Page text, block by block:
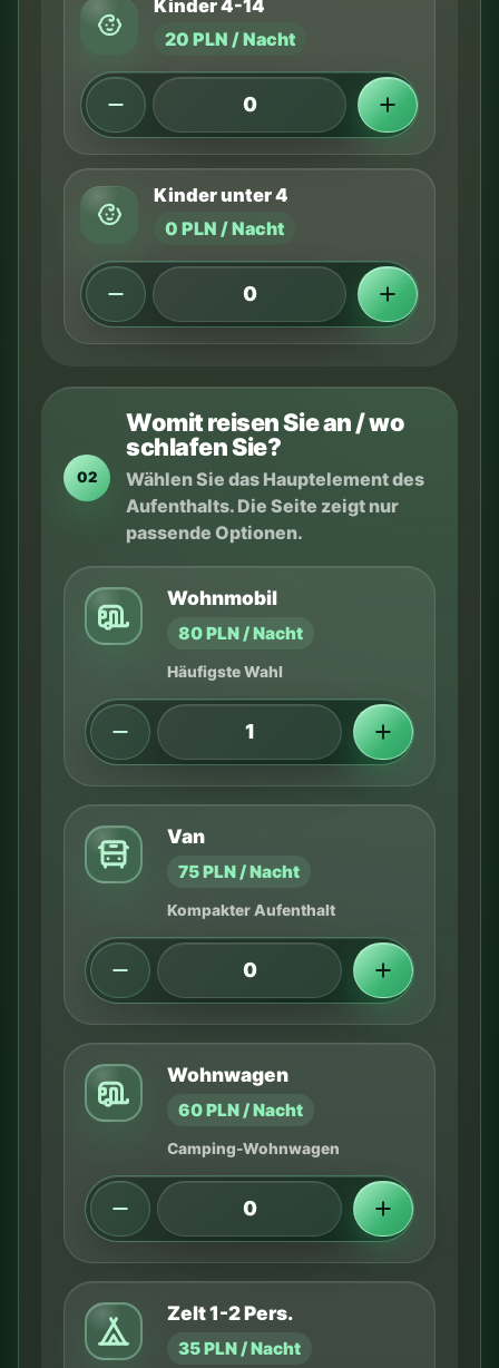
Kinder 4-14
20 PLN / Nacht
Kinder unter 4
0 PLN / Nacht
02
Womit reisen Sie an / wo
schlafen Sie?
Wählen Sie das Hauptelement des
Aufenthalts. Die Seite zeigt nur
passende Optionen.
Wohnmobil
80 PLN / Nacht
Häufigste Wahl
Van
75 PLN / Nacht
Kompakter Aufenthalt
Wohnwagen
60 PLN / Nacht
Camping-Wohnwagen
Zelt 1-2 Pers.
35 PLN / Nacht